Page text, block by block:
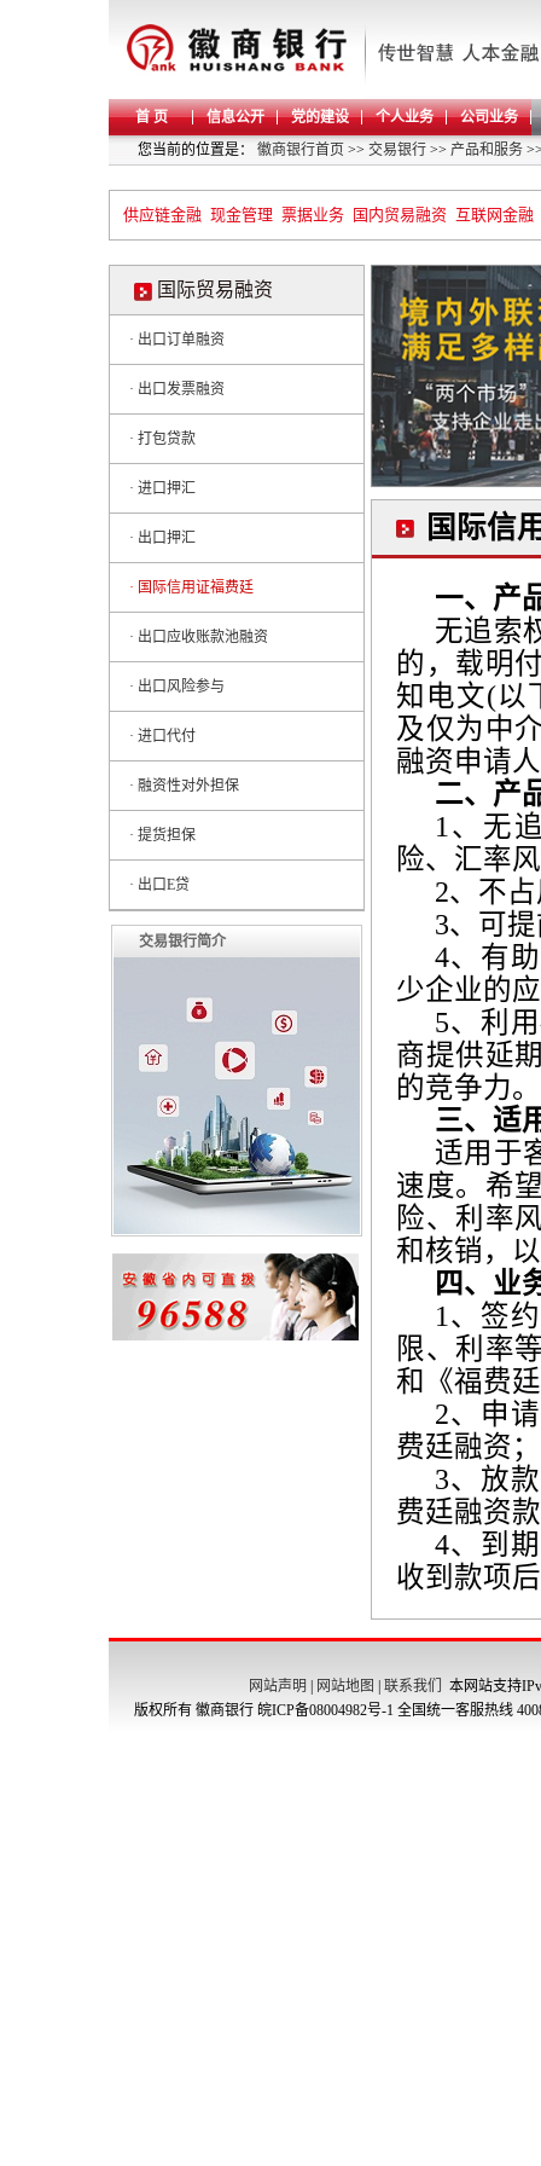
首 页 信息公开 党的建设 个人业务
公司业务
您当前的位置是： 徽商银行首页 >> 交易银行 >> 产品和服务
供应链金融 现金管理 票据业务 国内贸易融资 互联网金融
国际贸易融资
· 出口订单融资
· 出口发票融资
· 打包贷款
· 进口押汇
· 出口押汇
· 国际信用证福费廷
· 出口应收账款池融资
· 出口风险参与
· 进口代付
· 融资性对外担保
· 提货担保
· 出口E贷
交易银行简介
国际信
一、产
无追索
的，载明
知电文(以
及仅为中
融资申请
二、产
1 、无
险、汇率
2、不
3、可
4、有
少企业的
5、利
商提供延
的竞争力。
三、适
适用于
速度。希
险、利率
和核销，
四、业
1 、签
限、利率
和《福费
2、申
费廷融资；
3、放
费廷融资
4、到
收到款项
网站声明 网站地图 联系我们
本网站支持
版权所有 徽商银行 皖ICP备08004982号-1 全国统一客服热线